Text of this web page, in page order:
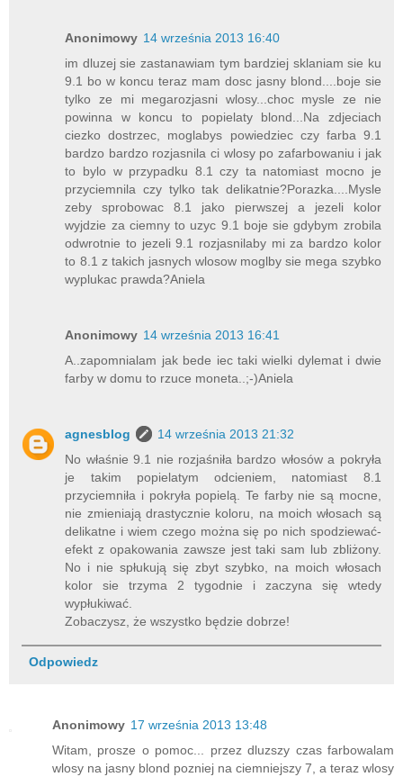
Anonimowy 14 września 2013 16:40
im dluzej sie zastanawiam tym bardziej sklaniam sie ku
9.1 bo w koncu teraz mam dosc jasny blond....boje sie
tylko ze mi megarozjasni wlosy...choc mysle ze nie
powinna w koncu to popielaty blond...Na zdjeciach
ciezko dostrzec, moglabys powiedziec czy farba 9.1
bardzo bardzo rozjasnila ci wlosy po zafarbowaniu i jak
to bylo w przypadku 8.1 czy ta natomiast mocno je
przyciemnila czy tylko tak delikatnie?Porazka....Mysle
zeby sprobowac 8.1 jako pierwszej a jezeli kolor
wyjdzie za ciemny to uzyc 9.1 boje sie gdybym zrobila
odwrotnie to jezeli 9.1 rozjasnilaby mi za bardzo kolor
to 8.1 z takich jasnych wlosow moglby sie mega szybko
wyplukac prawda?Aniela
Anonimowy 14 września 2013 16:41
A..zapomnialam jak bede iec taki wielki dylemat i dwie
farby w domu to rzuce moneta..;-)Aniela
agnesblog
14 września 2013 21:32
No właśnie 9.1 nie rozjaśniła bardzo włosów a pokryła
je takim popielatym odcieniem, natomiast 8.1
przyciemniła i pokryła popielą. Te farby nie są mocne,
nie zmieniają drastycznie koloru, na moich włosach są
delikatne i wiem czego można się po nich spodziewać-
efekt z opakowania zawsze jest taki sam lub zbliżony.
No i nie spłukują się zbyt szybko, na moich włosach
kolor sie trzyma 2 tygodnie i zaczyna się wtedy
wypłukiwać.
Zobaczysz, że wszystko będzie dobrze!
Odpowiedz
Anonimowy 17 września 2013 13:48
Witam, prosze o pomoc... przez dluzszy czas farbowalam
wlosy na jasny blond pozniej na ciemniejszy 7, a teraz wlosy